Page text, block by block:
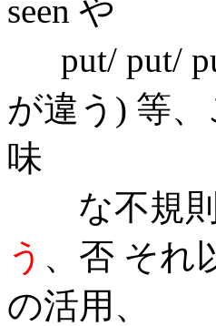
seen や
put/ put/
が違う) 等
味
な不規則
う 、否 それ
の活用、